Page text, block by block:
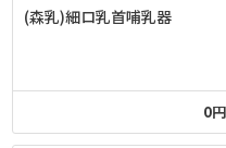
(森乳)細ロ乳首哺乳器
0円